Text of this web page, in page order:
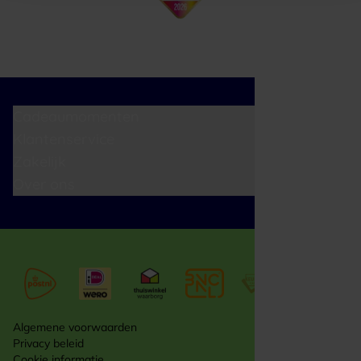
Algemene voorwaarden
Privacy beleid